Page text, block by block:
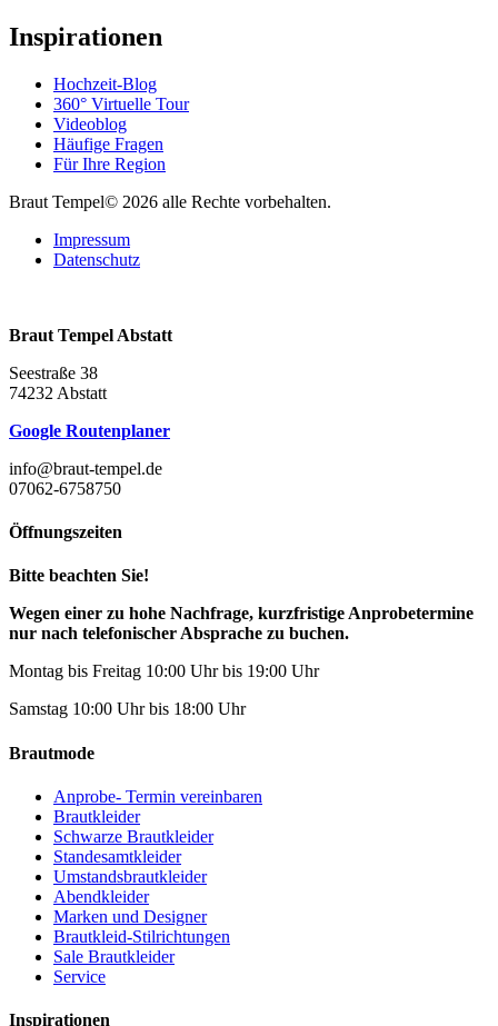
Inspirationen
Hochzeit-Blog
360° Virtuelle Tour
Videoblog
Häufige Fragen
Für Ihre Region
Braut Tempel© 2026 alle Rechte vorbehalten.
Impressum
Datenschutz
Braut Tempel Abstatt
Seestraße 38
74232 Abstatt
Google Routenplaner
info@braut-tempel.de
07062-6758750
Öffnungszeiten
Bitte beachten Sie!
Wegen einer zu hohe Nachfrage, kurzfristige Anprobetermine
nur nach telefonischer Absprache zu buchen.
Montag bis Freitag 10:00 Uhr bis 19:00 Uhr
Samstag 10:00 Uhr bis 18:00 Uhr
Brautmode
Anprobe- Termin vereinbaren
Brautkleider
Schwarze Brautkleider
Standesamtkleider
Umstandsbrautkleider
Abendkleider
Marken und Designer
Brautkleid-Stilrichtungen
Sale Brautkleider
Service
Inspirationen